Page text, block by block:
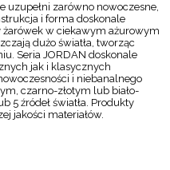
uzupełni zarówno nowoczesne,
i forma doskonale
żarówek w ciekawym ażurowym
dużo światła, tworząc
Seria JORDAN doskonale
jak i klasycznych
i niebanalnego
czarno-złotym lub biało-
5 źródeł światła. Produkty
jakości materiałów.